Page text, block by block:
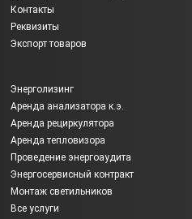
Контакты
Реквизиты
Экспорт товаров
Энерголизинг
Аренда анализатора к.э.
Аренда рециркулятора
Аренда тепловизора
Проведение энергоаудита
Энергосервисный контракт
Монтаж светильников
Все услуги